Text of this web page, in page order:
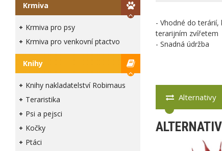
Krmiva
Krmiva pro psy
Krmiva pro venkovní ptactvo
Knihy
Knihy nakladatelství Robimaus
Teraristika
Psi a pejsci
Kočky
Ptáci
- Vhodné do
terarijním zvířetem
- Snadná údržba
Alternativy